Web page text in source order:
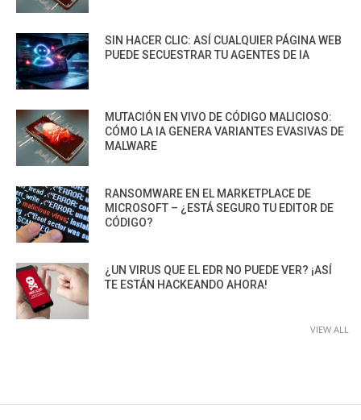
SIN HACER CLIC: ASÍ CUALQUIER PÁGINA WEB
PUEDE SECUESTRAR TU AGENTES DE IA
MUTACIÓN EN VIVO DE CÓDIGO MALICIOSO:
CÓMO LA IA GENERA VARIANTES EVASIVAS DE
MALWARE
RANSOMWARE EN EL MARKETPLACE DE
MICROSOFT – ¿ESTÁ SEGURO TU EDITOR DE
CÓDIGO?
¿UN VIRUS QUE EL EDR NO PUEDE VER? ¡ASÍ
TE ESTÁN HACKEANDO AHORA!
VIEW ALL